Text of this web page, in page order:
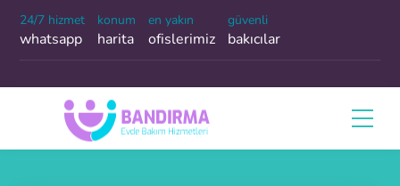
24/7 hizmet
whatsapp
konum
harita
en yakın
ofislerimiz
güvenli
bakıcılar